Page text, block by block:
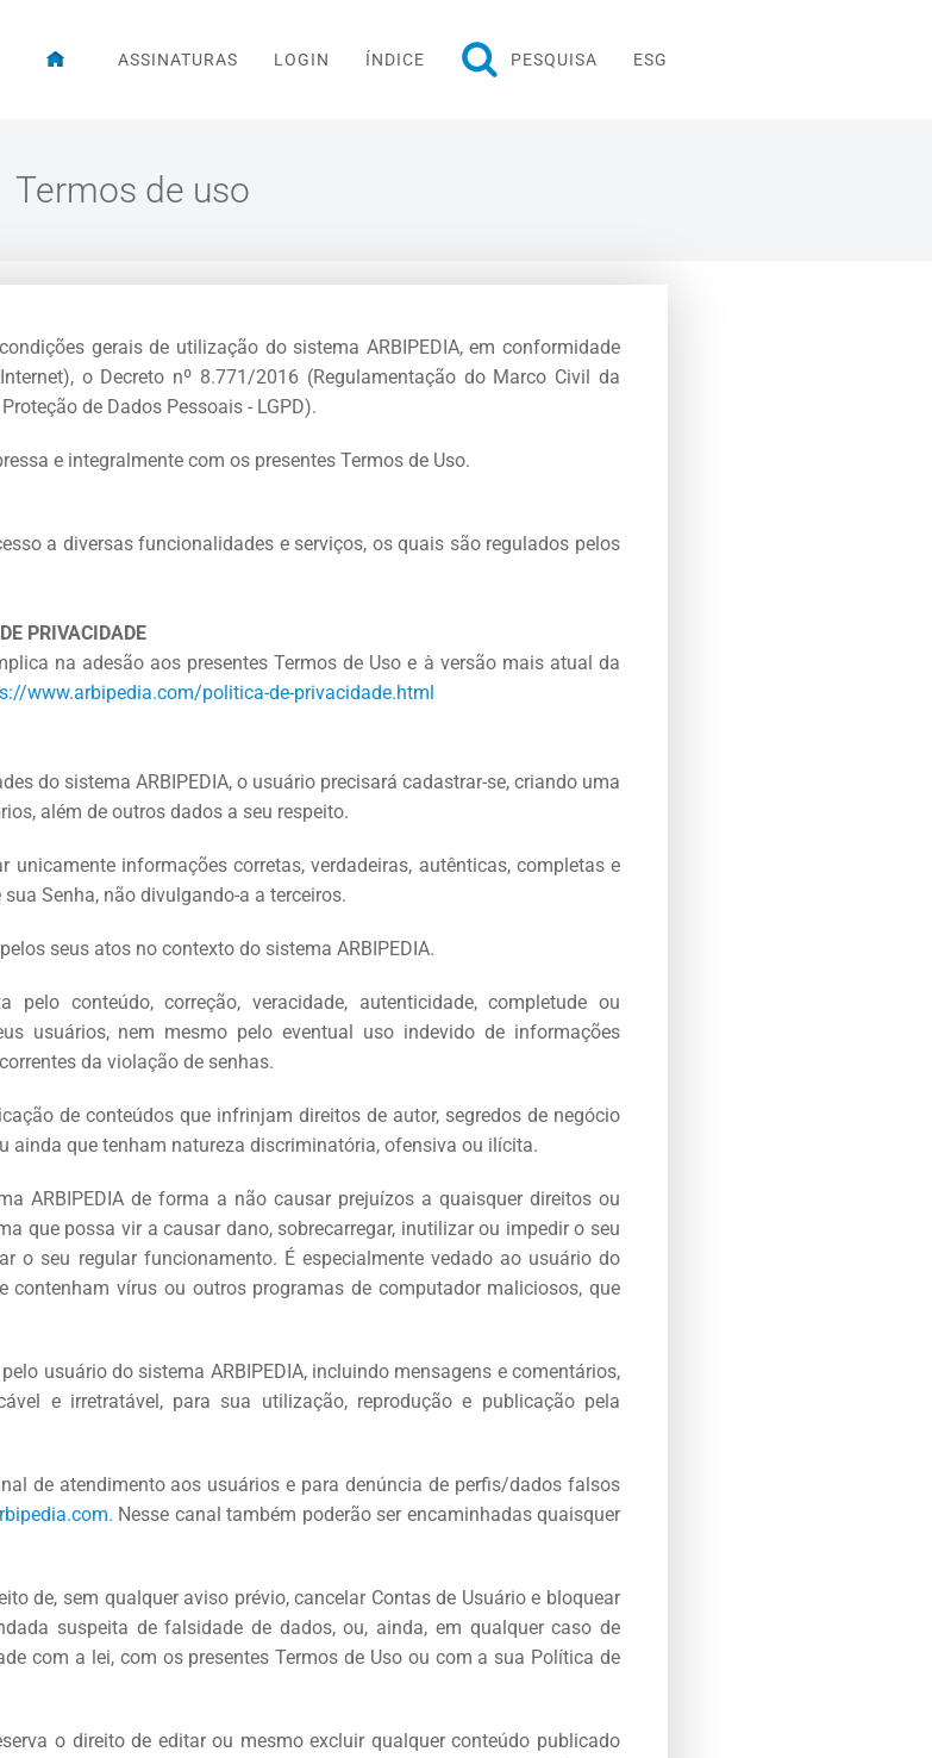
ASSINATURAS LOGIN ÍNDICE PESQUISA ESG
Termos de uso
gerais de utilização do sistema ARBIPEDIA, em conformidade
o Decreto nº 8.771/2016 (Regulamentação do Marco Civil da
de Dados Pessoais - LGPD).
e integralmente com os presentes Termos de Uso.
a diversas funcionalidades e serviços, os quais são regulados pelos
PRIVACIDADE
na adesão aos presentes Termos de Uso e à versão mais atual da
www.arbipedia.com/politica-de-privacidade.html
do sistema ARBIPEDIA, o usuário precisará cadastrar-se, criando uma
além de outros dados a seu respeito.
informações corretas, verdadeiras, autênticas, completas e
Senha, não divulgando-a a terceiros.
seus atos no contexto do sistema ARBIPEDIA.
pelo conteúdo, correção, veracidade, autenticidade, completude ou
usuários, nem mesmo pelo eventual uso indevido de informações
da violação de senhas.
de conteúdos que infrinjam direitos de autor, segredos de negócio
ainda que tenham natureza discriminatória, ofensiva ou ilícita.
ARBIPEDIA de forma a não causar prejuízos a quaisquer direitos ou
que possa vir a causar dano, sobrecarregar, inutilizar ou impedir o seu
o seu regular funcionamento. É especialmente vedado ao usuário do
contenham vírus ou outros programas de computador maliciosos, que
usuário do sistema ARBIPEDIA, incluindo mensagens e comentários,
e irretratável, para sua utilização, reprodução e publicação pela
de atendimento aos usuários e para denúncia de perfis/dados falsos
Nesse canal também poderão ser encaminhadas quaisquer
de, sem qualquer aviso prévio, cancelar Contas de Usuário e bloquear
suspeita de falsidade de dados, ou, ainda, em qualquer caso de
com a lei, com os presentes Termos de Uso ou com a sua Política de
o direito de editar ou mesmo excluir qualquer conteúdo publicado